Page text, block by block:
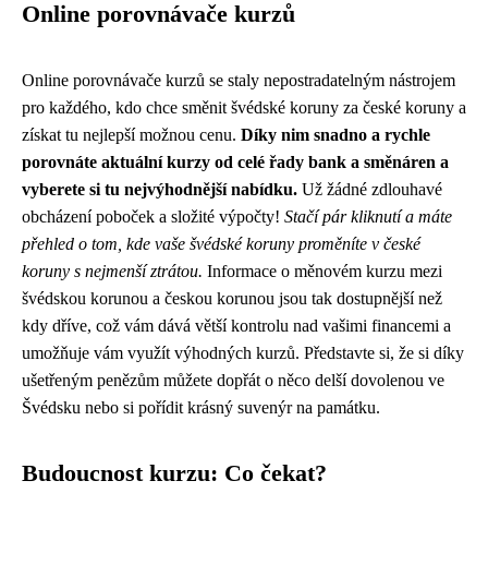
Online porovnávače kurzů
Online porovnávače kurzů se staly nepostradatelným nástrojem
pro každého, kdo chce směnit švédské koruny za české koruny a
získat tu nejlepší možnou cenu. Díky nim snadno a rychle
porovnáte aktuální kurzy od celé řady bank a směnáren a
vyberete si tu nejvýhodnější nabídku. Už žádné zdlouhavé
obcházení poboček a složité výpočty! Stačí pár kliknutí a máte
přehled o tom, kde vaše švédské koruny proměníte v české
koruny s nejmenší ztrátou. Informace o měnovém kurzu mezi
švédskou korunou a českou korunou jsou tak dostupnější než
kdy dříve, což vám dává větší kontrolu nad vašimi financemi a
umožňuje vám využít výhodných kurzů. Představte si, že si díky
ušetřeným penězům můžete dopřát o něco delší dovolenou ve
Švédsku nebo si pořídit krásný suvenýr na památku.
Budoucnost kurzu: Co čekat?